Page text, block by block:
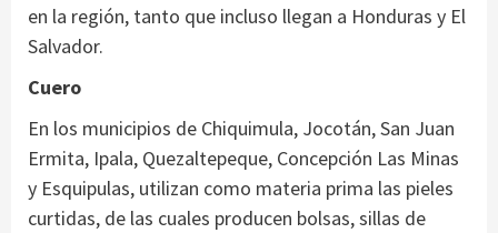
en la región, tanto que incluso llegan a Honduras y El
Salvador.
Cuero
En los municipios de Chiquimula, Jocotán, San Juan
Ermita, Ipala, Quezaltepeque, Concepción Las Minas
y Esquipulas, utilizan como materia prima las pieles
curtidas, de las cuales producen bolsas, sillas de